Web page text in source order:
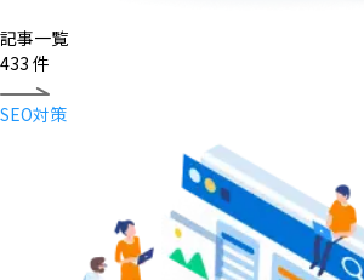
記事一覧
433 件
SEO対策